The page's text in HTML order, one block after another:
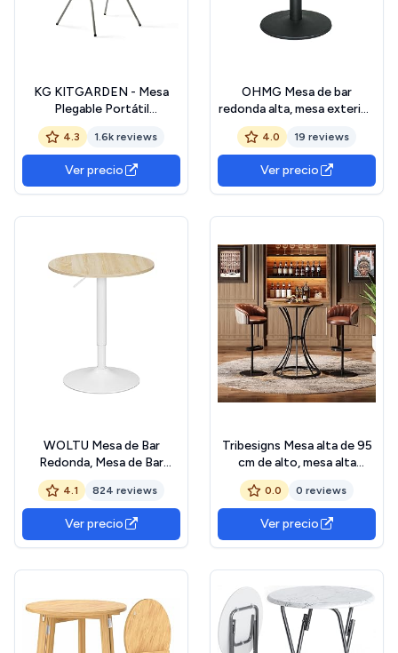
KG KITGARDEN - Mesa
Plegable Portátil
Multifuncional,
Ø80x110cm, Redonda,
Blanco
4.3 1.6k reviews
Ver precio
OHMG Mesa de bar
redonda alta, mesa exterior,
comedor de pie, para
comedor, Bistro,cocina,
montaje fácil, para 1-4
personas, estilo moderno,
madera
4.0 19 reviews
Ver precio
WOLTU Mesa de Bar
Redonda, Mesa de Bar
Giratoria 360º y Ajustable
de Altura Entre 70-
91cm,para Bar, Restaurante
y Comedor, Bistro, Roble
Claro + Blanco
4.1 824 reviews
Ver precio
Tribesigns Mesa alta de 95
cm de alto, mesa alta
redonda de 60 x 60 cm,
para cocina, bar, salón,
color marrón
0.0 0 reviews
Ver precio